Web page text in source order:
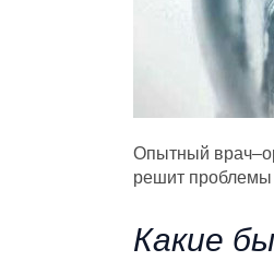
Опытный
решит проблемы
Какие